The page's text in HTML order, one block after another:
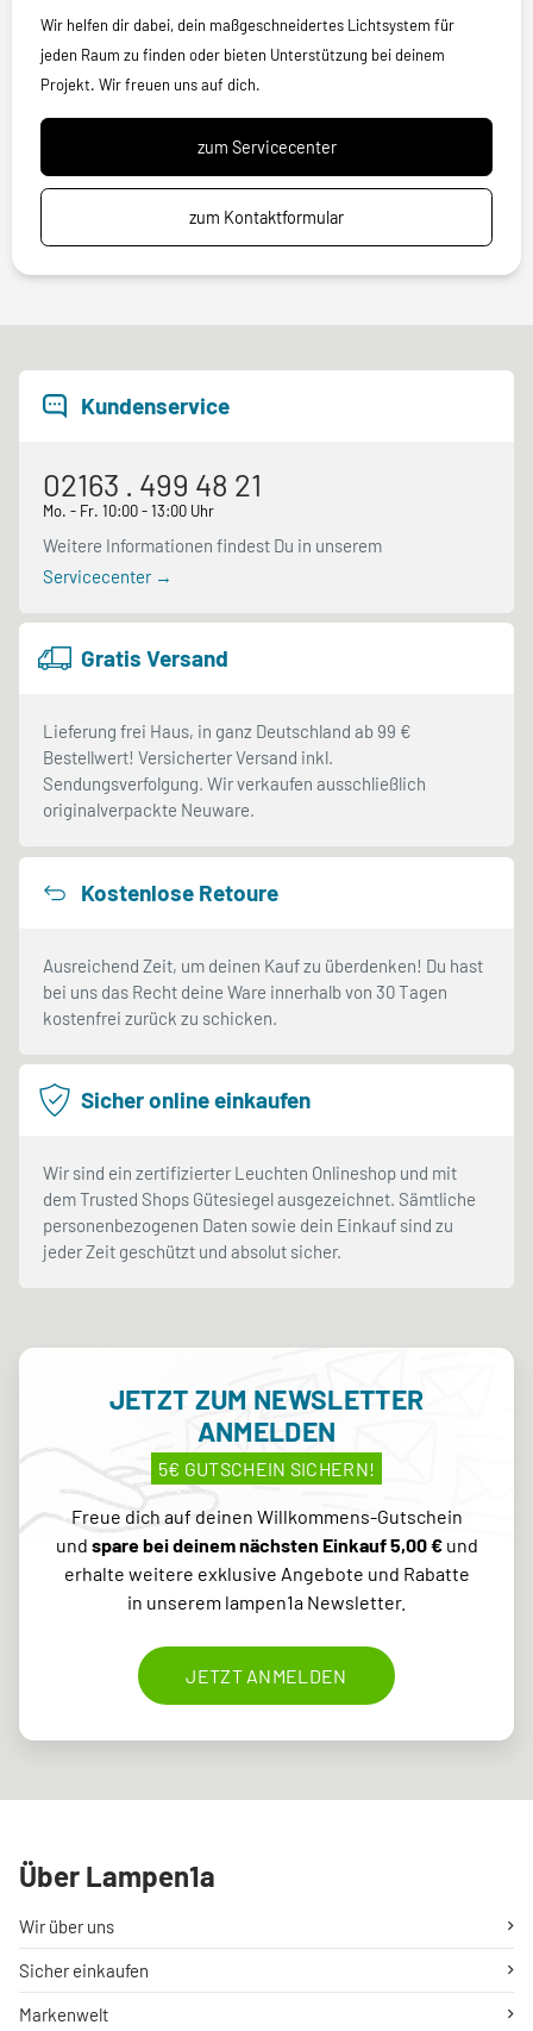
Wir helfen dir dabei, dein maßgeschneidertes Lichtsystem für
jeden Raum zu finden oder bieten Unterstützung bei deinem
Projekt. Wir freuen uns auf dich.
zum Servicecenter
zum Kontaktformular
Kundenservice
02163 . 499 48 21
Mo. - Fr. 10:00 - 13:00 Uhr
Weitere Informationen findest Du in unserem
Servicecenter →
Gratis Versand
Lieferung frei Haus, in ganz Deutschland ab 99 €
Bestellwert! Versicherter Versand inkl.
Sendungsverfolgung. Wir verkaufen ausschließlich
originalverpackte Neuware.
Kostenlose Retoure
Ausreichend Zeit, um deinen Kauf zu überdenken! Du hast
bei uns das Recht deine Ware innerhalb von 30 Tagen
kostenfrei zurück zu schicken.
Sicher online einkaufen
Wir sind ein zertifizierter Leuchten Onlineshop und mit
dem Trusted Shops Gütesiegel ausgezeichnet. Sämtliche
personenbezogenen Daten sowie dein Einkauf sind zu
jeder Zeit geschützt und absolut sicher.
JETZT ZUM NEWSLETTER
ANMELDEN
5€ GUTSCHEIN SICHERN!
Freue dich auf deinen Willkommens-Gutschein
und spare bei deinem nächsten Einkauf 5,00 €und
erhalte weitere exklusive Angebote und Rabatte
in unserem lampen1a Newsletter.
JETZT ANMELDEN
Über Lampen1a
Wir über uns
Sicher einkaufen
Markenwelt